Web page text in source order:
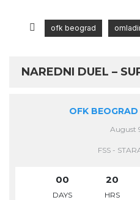
ofk beograd
NAREDNI DUEL –
OFK
August
FSS -
00
DAYS
20
HRS